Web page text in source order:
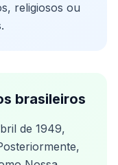
religiosos ou
brasileiros
de 1949,